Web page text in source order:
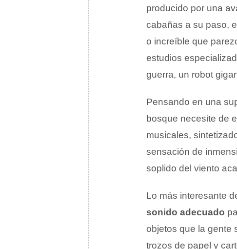
producido por una
cabañas a su paso,
o increíble que
estudios
guerra, un robot
Pensando en una
bosque necesite de
musicales,
sensación de
soplido del viento
Lo más interesante
sonido adecuado
objetos que la gente
trozos de papel y